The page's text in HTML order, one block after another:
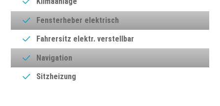
Fensterheber elektrisch
Fahrersitz elektr. verstellbar
Navigation
Sitzheizung